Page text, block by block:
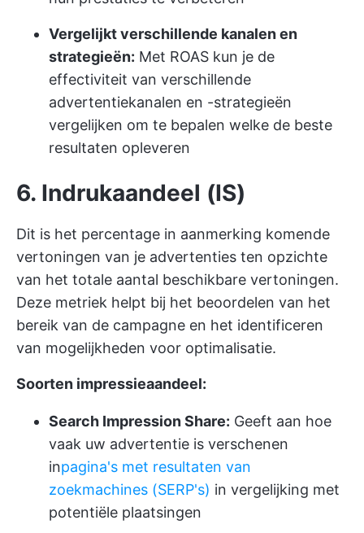
Vergelijkt verschillende kanalen en
strategieën: Met ROAS kun je de
effectiviteit van verschillende
advertentiekanalen en -strategieën
vergelijken om te bepalen welke de beste
resultaten opleveren
6. Indrukaandeel (IS)
Dit is het percentage in aanmerking komende
vertoningen van je advertenties ten opzichte
van het totale aantal beschikbare vertoningen.
Deze metriek helpt bij het beoordelen van het
bereik van de campagne en het identificeren
van mogelijkheden voor optimalisatie.
Soorten impressieaandeel:
Search Impression Share: Geeft aan hoe
vaak uw advertentie is verschenen
inpagina's met resultaten van
zoekmachines (SERP's) in vergelijking met
potentiële plaatsingen